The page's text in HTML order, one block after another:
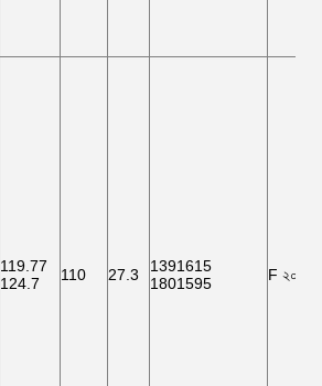
119.77
124.7
110 27.3
1391615
1801595
F